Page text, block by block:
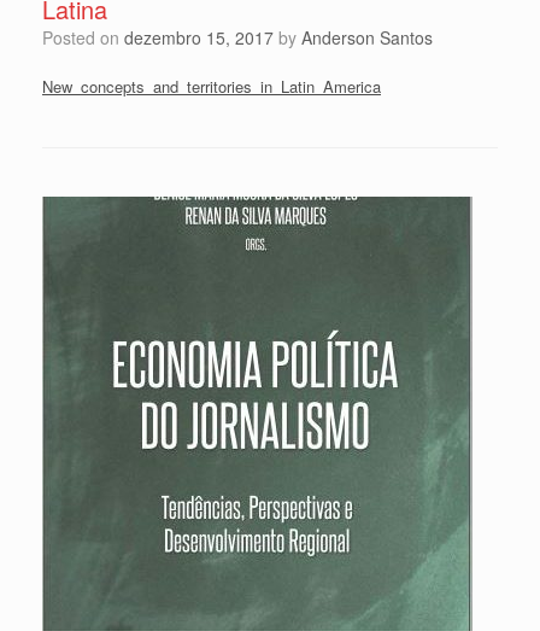
Latina
Posted on dezembro 15, 2017 by Anderson Santos
New_concepts_and_territories_in_Latin_America